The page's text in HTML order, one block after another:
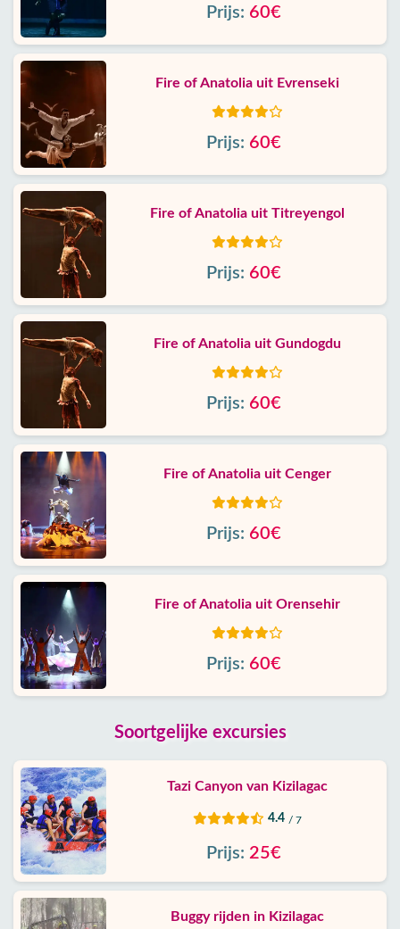
Prijs: 60€
Fire of Anatolia uit Evrenseki
Prijs: 60€
Fire of Anatolia uit Titreyengol
Prijs: 60€
Fire of Anatolia uit Gundogdu
Prijs: 60€
Fire of Anatolia uit Cenger
Prijs: 60€
Fire of Anatolia uit Orensehir
Prijs: 60€
Soortgelijke excursies
Tazi Canyon van Kizilagac
4.4 / 7
Prijs: 25€
Buggy rijden in Kizilagac